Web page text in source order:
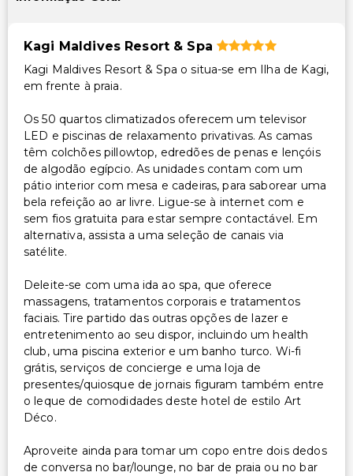
Kagi Maldives Resort & Spa
Kagi Maldives Resort & Spa o situa-se em Ilha de Kagi,
em frente à praia.
Os 50 quartos climatizados oferecem um televisor
LED e piscinas de relaxamento privativas. As camas
têm colchões pillowtop, edredões de penas e lençóis
de algodão egípcio. As unidades contam com um
pátio interior com mesa e cadeiras, para saborear uma
bela refeição ao ar livre. Ligue-se à internet com e
sem fios gratuita para estar sempre contactável. Em
alternativa, assista a uma seleção de canais via
satélite.
Deleite-se com uma ida ao spa, que oferece
massagens, tratamentos corporais e tratamentos
faciais. Tire partido das outras opções de lazer e
entretenimento ao seu dispor, incluindo um health
club, uma piscina exterior e um banho turco. Wi-fi
grátis, serviços de concierge e uma loja de
presentes/quiosque de jornais figuram também entre
o leque de comodidades deste hotel de estilo Art
Déco.
Aproveite ainda para tomar um copo entre dois dedos
de conversa no bar/lounge, no bar de praia ou no bar